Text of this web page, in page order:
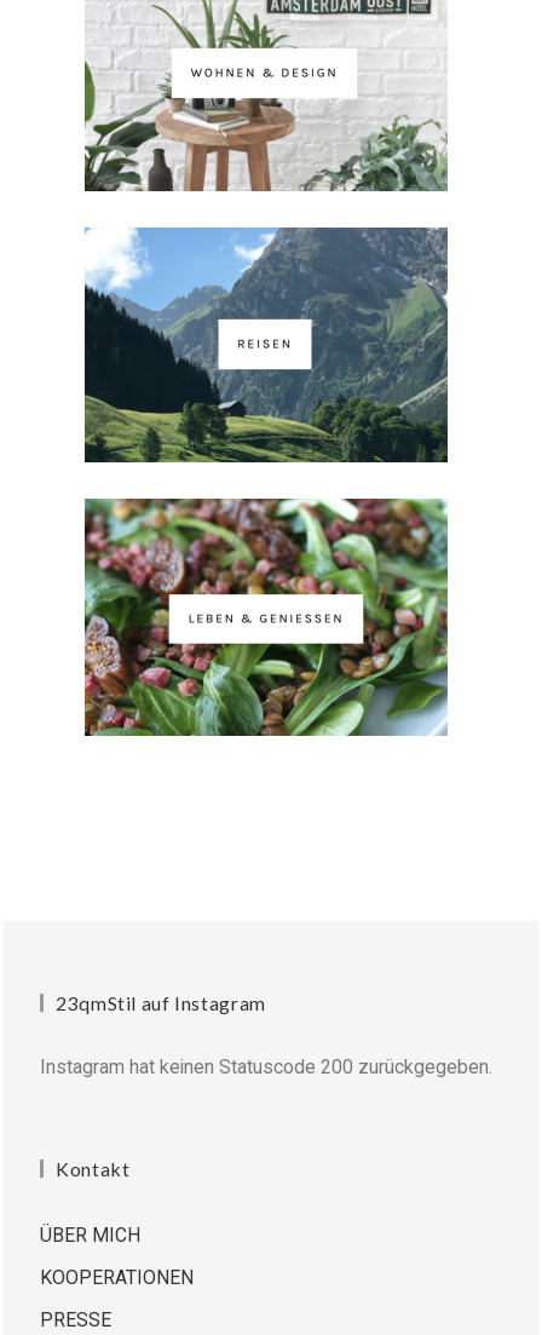
23qmStil auf Instagram
Instagram hat keinen Statuscode 200 zurückgegeben.
Kontakt
ÜBER MICH
KOOPERATIONEN
PRESSE